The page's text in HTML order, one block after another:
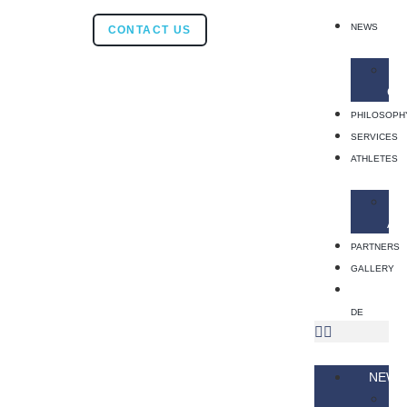
NEWS
SERVICES
ATHLETES
PARTNERS
GALLERY
DE
NEWS
CONTACT US